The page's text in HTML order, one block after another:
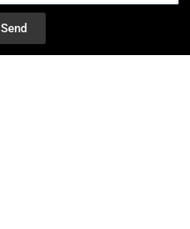
Send